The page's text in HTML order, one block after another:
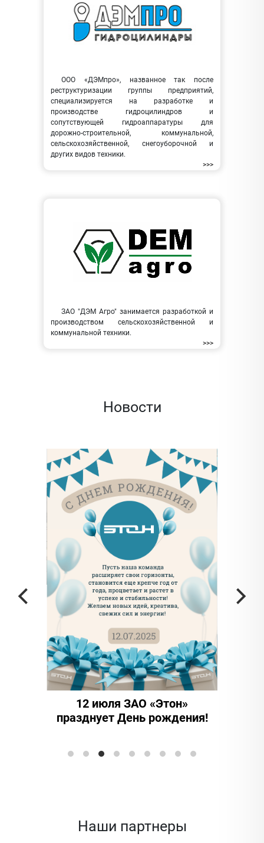
ООО «ДЭМпро», названное так после
реструктуризации группы предприятий,
специализируется на разработке и
производстве гидроцилиндров и
сопутствующей гидроаппаратуры для
дорожно-строительной, коммунальной,
сельскохозяйственной, снегоуборочной и
других видов техники.
>>>
ЗАО "ДЭМ Агро" занимается разработкой и
производством сельскохозяйственной и
коммунальной техники.
>>>
Новости
рождения!
15 лет надежности и
инноваций: ООО "Этон-
Наши партнеры